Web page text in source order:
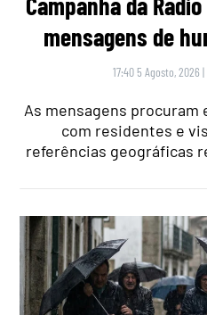
mensagens de
17:40 5 Agosto, 2026 |
As mensagens procuram
com residentes e
referências geográficas